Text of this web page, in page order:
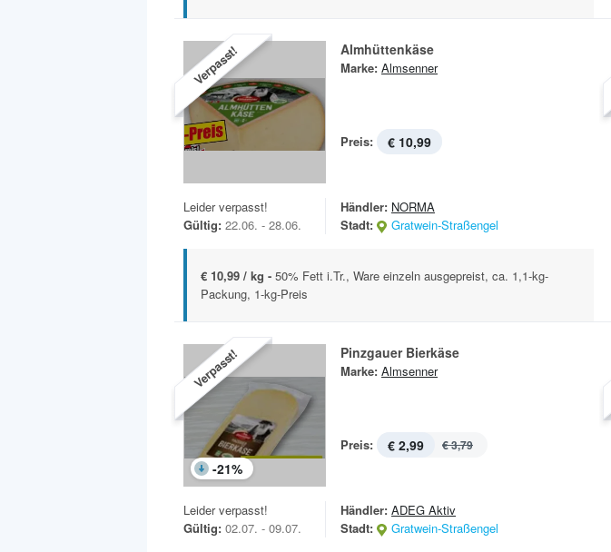
Verpasst! Almhüttenkäse
Marke: Almsenner
Preis: € 10,99
Leider verpasst!
Gültig: 22.06. - 28.06.
Händler: NORMA
Stadt:
Gratwein-Straßengel
€ 10,99 / kg - 50% Fett i.Tr., Ware einzeln ausgepreist, ca. 1,1-kg-
Packung, 1-kg-Preis
Verpasst!
-21%
Pinzgauer Bierkäse
Marke: Almsenner
Preis: € 2,99 € 3,79
Leider verpasst!
Gültig: 02.07. - 09.07.
Händler: ADEG Aktiv
Stadt:
Gratwein-Straßengel